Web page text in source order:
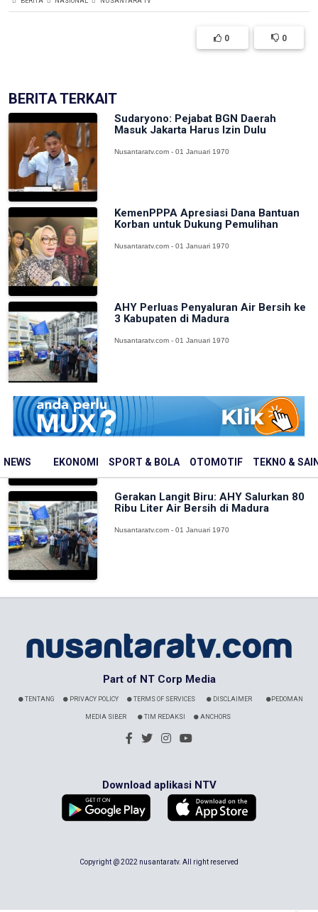
NEWS EKONOMI SPORT & BOLA OTOMOTIF TEKNO &
0 0
BERITA TERKAIT
Sudaryono: Pejabat BGN Daerah
Masuk Jakarta Harus Izin Dulu
Nusantaratv.com - 01 Januari 1970
KemenPPPA Apresiasi Dana Bantuan
Korban untuk Dukung Pemulihan
Nusantaratv.com - 01 Januari 1970
AHY Perluas Penyaluran Air Bersih ke
3 Kabupaten di Madura
Nusantaratv.com - 01 Januari 1970
Menteri PPPA Kecam Influencer yang
Libatkan Anak dalam Promosi Vape: I...
Nusantaratv.com - 01 Januari 1970
Gerakan Langit Biru: AHY Salurkan 80
Ribu Liter Air Bersih di Madura
Nusantaratv.com - 01 Januari 1970
Part of NT Corp Media
TENTANG PRIVACY POLICY TERMS OF SERVICES DISCLAIMER PEDOMAN
MEDIA SIBER TIM REDAKSI ANCHORS
Download aplikasi NTV
Copyright @ 2022 nusantaratv. All right reserved